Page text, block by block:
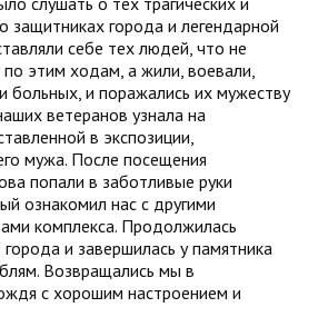
защитниках города и легендарной
себе тех людей, что не
этим ходам, а жили, воевали,
больных, и поражались их мужеству
ветеранов узнала на
в экспозиции,
мужа. После посещения
попали в заботливые руки
ознакомил нас с другими
комплекса. Продолжилась
города и завершилась у памятника
Возвращались мы в
с хорошим настроением и